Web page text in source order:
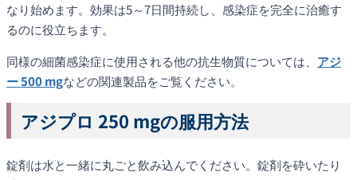
なり始めます。効果は5～7日間持続し、感染症を完全に治癒す
るのに役立ちます。
同様の細菌感染症に使用される他の抗生物質については、 アジ
ー 500 mgなどの関連製品をご覧ください。
アジプロ 250 mgの服用方法
錠剤は水と一緒に丸ごと飲み込んでください。錠剤を砕いたり